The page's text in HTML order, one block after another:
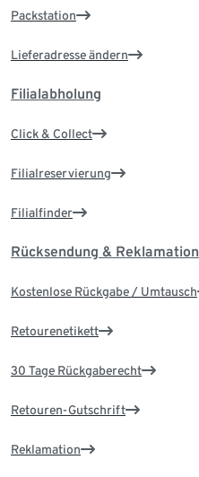
Packstation
Lieferadresse ändern
Filialabholung
Click & Collect
Filialreservierung
Filialfinder
Rücksendung & Reklamation
Kostenlose Rückgabe / Umtausch
Retourenetikett
30 Tage Rückgaberecht
Retouren-Gutschrift
Reklamation